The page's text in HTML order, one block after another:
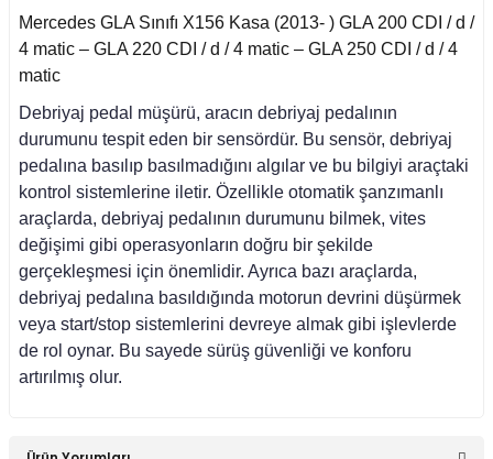
(1976-1984)
(1984-1993)
E Seri (1993-1995)
(1979-1991)
(1982-1993)
Mercedes GLA Sınıfı X156 Kasa (2013- ) GLA 200 CDI / d /
4 matic – GLA 220 CDI / d / 4 matic – GLA 250 CDI / d / 4
matic
Debriyaj pedal müşürü, aracın debriyaj pedalının
durumunu tespit eden bir sensördür. Bu sensör, debriyaj
pedalına basılıp basılmadığını algılar ve bu bilgiyi araçtaki
kontrol sistemlerine iletir. Özellikle otomatik şanzımanlı
araçlarda, debriyaj pedalının durumunu bilmek, vites
değişimi gibi operasyonların doğru bir şekilde
gerçekleşmesi için önemlidir. Ayrıca bazı araçlarda,
debriyaj pedalına basıldığında motorun devrini düşürmek
veya start/stop sistemlerini devreye almak gibi işlevlerde
de rol oynar. Bu sayede sürüş güvenliği ve konforu
artırılmış olur.